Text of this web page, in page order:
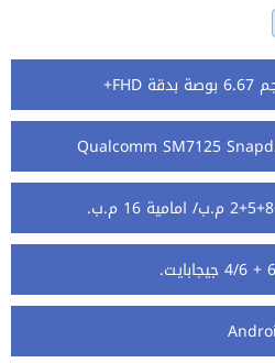
Qualcomm SM7125